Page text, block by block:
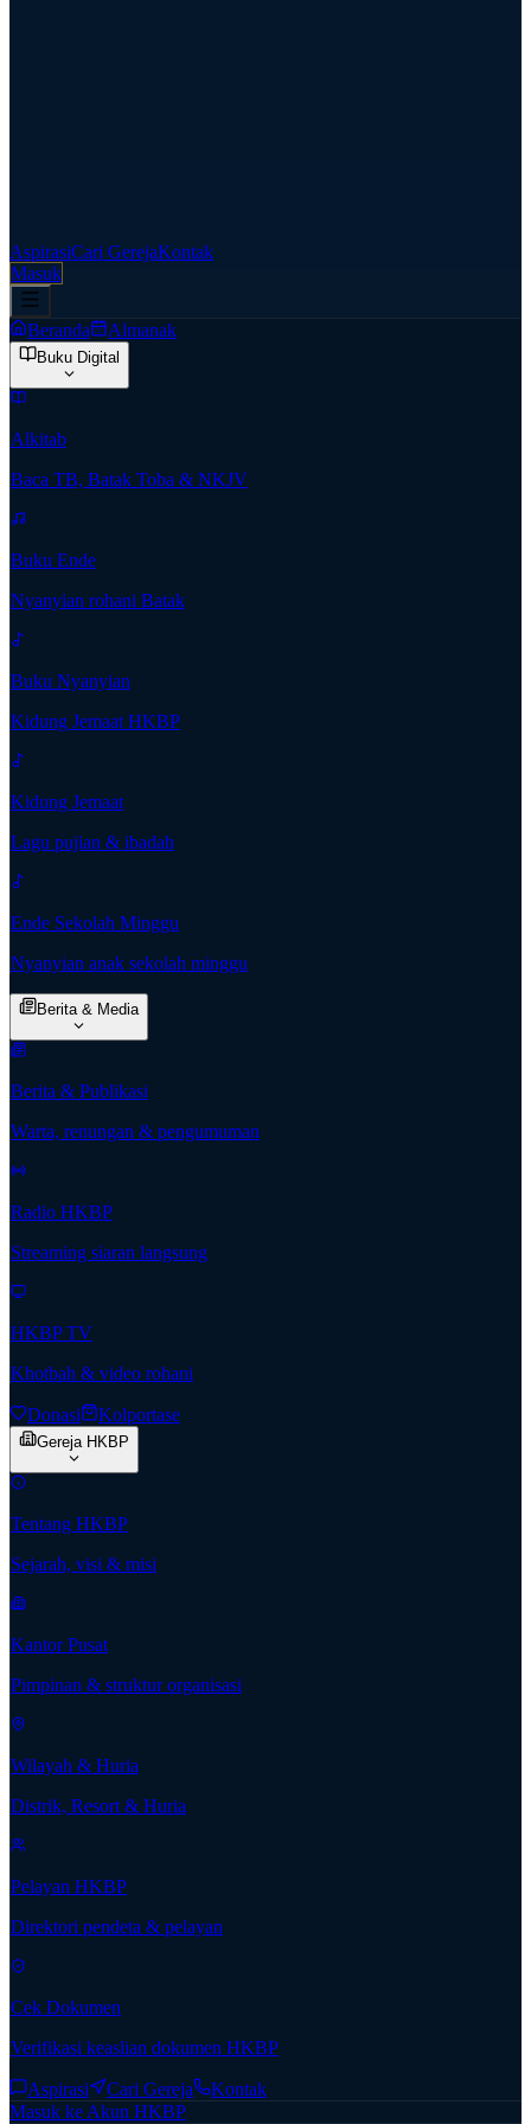
AspirasiCari GerejaKontak
Masuk
Beranda Almanak
Buku Digital
Alkitab
Baca TB, Batak Toba & NKJV
Buku Ende
Nyanyian rohani Batak
Buku Nyanyian
Kidung Jemaat HKBP
Kidung Jemaat
Lagu pujian & ibadah
Ende Sekolah Minggu
Nyanyian anak sekolah minggu
Berita & Media
Berita & Publikasi
Warta, renungan & pengumuman
Radio HKBP
Streaming siaran langsung
HKBP TV
Khotbah & video rohani
Donasi Kolportase
Gereja HKBP
Tentang HKBP
Sejarah, visi & misi
Kantor Pusat
Pimpinan & struktur organisasi
Wilayah & Huria
Distrik, Resort & Huria
Pelayan HKBP
Direktori pendeta & pelayan
Cek Dokumen
Verifikasi keaslian dokumen HKBP
Aspirasi Cari Gereja
Kontak
Masuk ke Akun HKBP